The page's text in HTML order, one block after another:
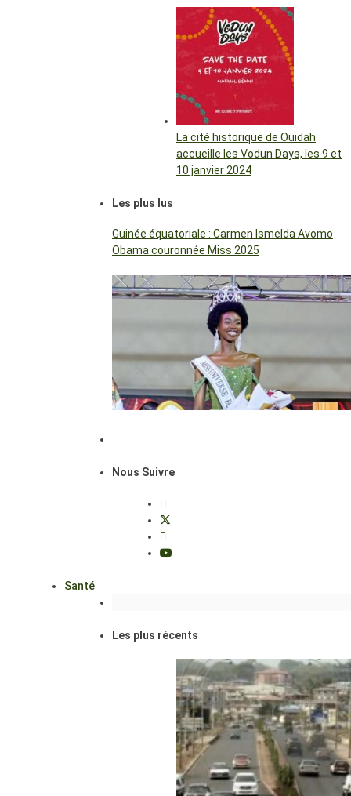
La cité historique de Ouidah
accueille les Vodun Days, les 9 et
10 janvier 2024
Les plus lus
Guinée équatoriale : Carmen Ismelda Avomo
Obama couronnée Miss 2025
Nous Suivre
Santé
Les plus récents